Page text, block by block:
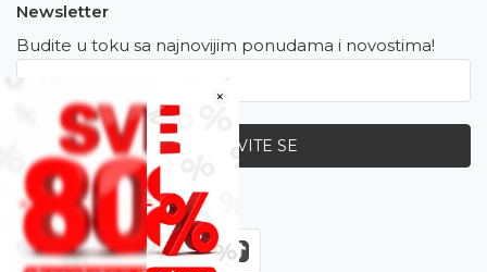
×
Newsletter
Budite u toku sa najnovijim ponudama i novostima!
PRIJAVITE SE
Zapratite nas